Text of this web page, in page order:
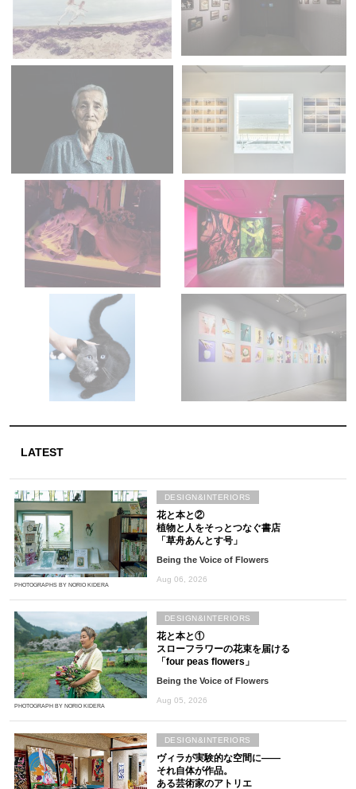
LATEST
PHOTOGRAPHS BY NORIO KIDERA
花と本と②
植物と人をそっとつなぐ書店
「草舟あんとす号」
Being the Voice of Flowers
Aug 06, 2026
DESIGN&INTERIORS
PHOTOGRAPH BY NORIO KIDERA
花と本と①
スローフラワーの花束を届ける
「four peas flowers」
Being the Voice of Flowers
Aug 05, 2026
DESIGN&INTERIORS
ヴィラが実験的な空間に――
それ自体が作品。
ある芸術家のアトリエ
DESIGN&INTERIORS